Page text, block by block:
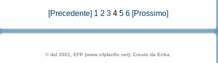
[Precedente] 1 2 34 5 6 [Prossimo]
© dal 2001, EFP (www.efpfanfic.net). Creato da Erika.